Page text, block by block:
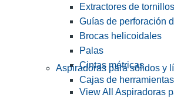
Extractores de tornillos
Guías de perforación
Brocas helicoidales
Palas
Cintas métricas
Cajas de herramientas
Aspiradoras para sólidos y
View All Aspiradoras